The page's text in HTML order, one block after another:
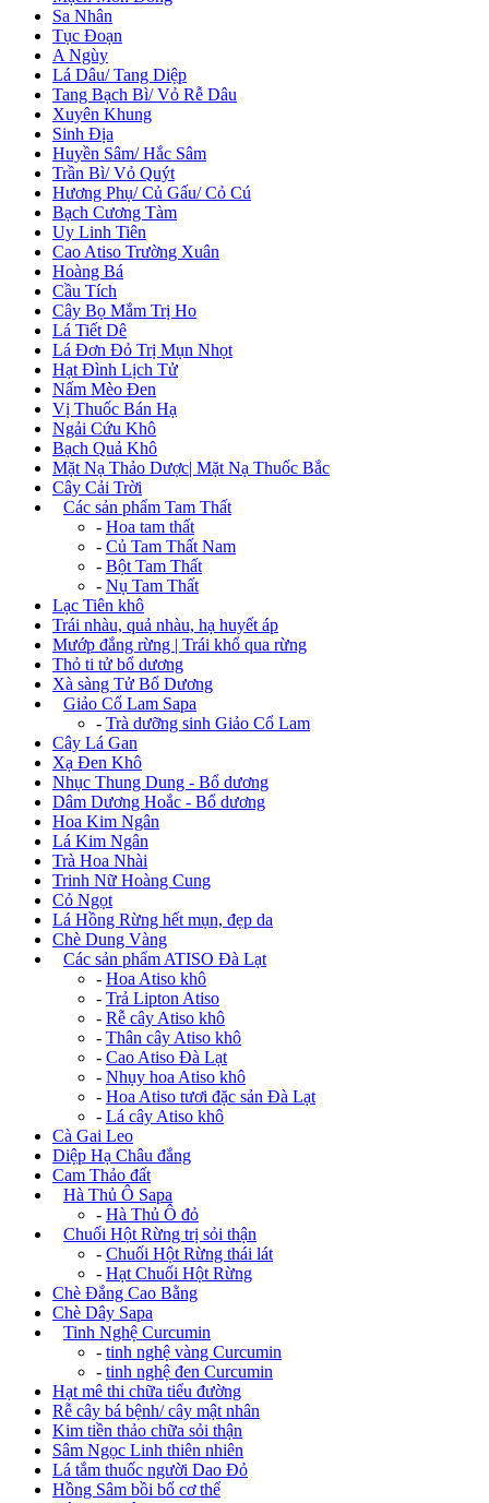
Sa Nhân
Tục Đoạn
A Ngùy
Lá Dâu/ Tang Diệp
Tang Bạch Bì/ Vỏ Rễ Dâu
Xuyên Khung
Sinh Địa
Huyền Sâm/ Hắc Sâm
Trần Bì/ Vỏ Quýt
Hương Phụ/ Củ Gấu/ Cỏ Cú
Bạch Cương Tàm
Uy Linh Tiên
Cao Atiso Trường Xuân
Hoàng Bá
Cầu Tích
Cây Bọ Mắm Trị Ho
Lá Tiết Dê
Lá Đơn Đỏ Trị Mụn Nhọt
Hạt Đình Lịch Tử
Nấm Mèo Đen
Vị Thuốc Bán Hạ
Ngải Cứu Khô
Bạch Quả Khô
Mặt Nạ Thảo Dược| Mặt Nạ Thuốc Bắc
Cây Cải Trời
Các sản phẩm Tam Thất
- Hoa tam thất
- Củ Tam Thất Nam
- Bột Tam Thất
- Nụ Tam Thất
Lạc Tiên khô
Trái nhàu, quả nhàu, hạ huyết áp
Mướp đắng rừng | Trái khổ qua rừng
Thỏ ti tử bổ dương
Xà sàng Tử Bổ Dương
Giảo Cổ Lam Sapa
- Trà dưỡng sinh Giảo Cổ Lam
Cây Lá Gan
Xạ Đen Khô
Nhục Thung Dung - Bổ dương
Dâm Dương Hoắc - Bổ dương
Hoa Kim Ngân
Lá Kim Ngân
Trà Hoa Nhài
Trinh Nữ Hoàng Cung
Cỏ Ngọt
Lá Hồng Rừng hết mụn, đẹp da
Chè Dung Vàng
Các sản phẩm ATISO Đà Lạt
- Hoa Atiso khô
- Trả Lipton Atiso
- Rễ cây Atiso khô
- Thân cây Atiso khô
- Cao Atiso Đà Lạt
- Nhụy hoa Atiso khô
- Hoa Atiso tươi đặc sản Đà Lạt
- Lá cây Atiso khô
Cà Gai Leo
Diệp Hạ Châu đắng
Cam Thảo đất
Hà Thủ Ô Sapa
- Hà Thủ Ô đỏ
Chuối Hột Rừng trị sỏi thận
- Chuối Hột Rừng thái lát
- Hạt Chuối Hột Rừng
Chè Đắng Cao Bằng
Chè Dây Sapa
Tinh Nghệ Curcumin
- tinh nghệ vàng Curcumin
- tinh nghệ đen Curcumin
Hạt mê thi chữa tiểu đường
Rễ cây bá bệnh/ cây mật nhân
Kim tiền thảo chữa sỏi thận
Sâm Ngọc Linh thiên nhiên
Lá tắm thuốc người Dao Đỏ
Hồng Sâm bồi bổ cơ thể